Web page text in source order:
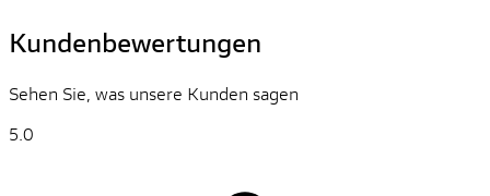
Kundenbewertungen
Sehen Sie, was unsere Kunden sagen
5.0